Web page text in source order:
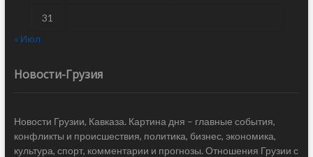
31
« Июл
Новости-Грузия
Новости Грузии, Кавказа. Картина дня – главные события,
конфликты и происшествия, политика, бизнес, экономика,
культура, спорт, комментарии и прогнозы. Отношения Грузии с